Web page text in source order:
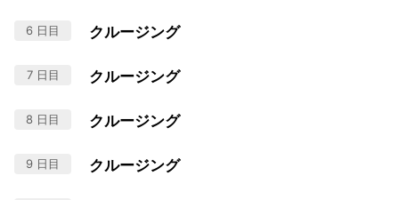
6 日目 クルージング
7 日目 クルージング
8 日目 クルージング
9 日目 クルージング